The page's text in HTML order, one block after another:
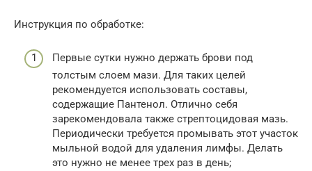
Инструкция по обработке:
Первые сутки нужно держать брови под
толстым слоем мази. Для таких целей
рекомендуется использовать составы,
содержащие Пантенол. Отлично себя
зарекомендовала также стрептоцидовая мазь.
Периодически требуется промывать этот участок
мыльной водой для удаления лимфы. Делать
это нужно не менее трех раз в день;